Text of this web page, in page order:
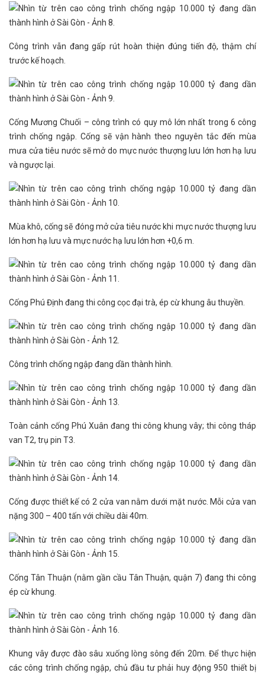
Công trình vẫn đang gấp rút hoàn thiện đúng tiến độ, thậm chí
trước kế hoạch.
Cống Mương Chuối – công trình có quy mô lớn nhất trong 6 công
trình chống ngập. Cống sẽ vận hành theo nguyên tắc đến mùa
mưa cửa tiêu nước sẽ mở do mực nước thượng lưu lớn hơn hạ lưu
và ngược lại.
Mùa khô, cống sẽ đóng mở cửa tiêu nước khi mực nước thượng lưu
lớn hơn hạ lưu và mực nước hạ lưu lớn hơn +0,6 m.
Cống Phú Định đang thi công cọc đại trà, ép cừ khung âu thuyền.
Công trình chống ngập đang dần thành hình.
Toàn cảnh cống Phú Xuân đang thi công khung vây; thi công tháp
van T2, trụ pin T3.
Cống được thiết kế có 2 cửa van nằm dưới mặt nước. Mỗi cửa van
nặng 300 – 400 tấn với chiều dài 40m.
Cống Tân Thuận (nằm gần cầu Tân Thuận, quận 7) đang thi công
ép cừ khung.
Khung vây được đào sâu xuống lòng sông đến 20m. Để thực hiện
các công trình chống ngập, chủ đầu tư phải huy động 950 thiết bị